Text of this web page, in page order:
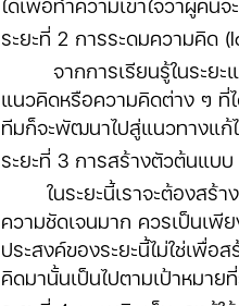
ระยะที่ 2 การระดมความคิด
จากการเรียนรู้ในระยะแร
แนวคิดหรือความคิดต่าง ๆ ที่
ทีมก็จะพัฒนาไปสู่แนวทางแก้
ระยะที่ 3 การสร้างตัวต้นแบ
ในระยะนี้เราจะต้องสร้าง
ความชัดเจนมาก ควรเป็นเพี
ประสงค์ของระยะนี้ไม่ใช่เพื่
คิดมานั้นเป็นไปตามเป้าหมาย